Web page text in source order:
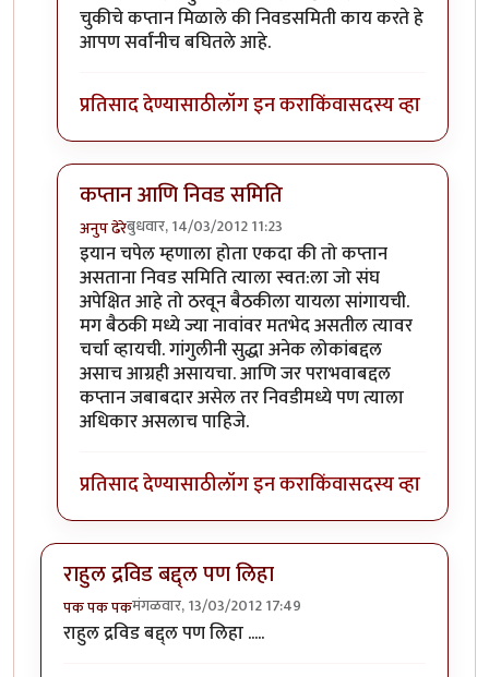
चुकीचे कप्तान मिळाले की निवडसमिती काय करते हे
आपण सर्वांनीच बघितले आहे.
प्रतिसाद देण्यासाठीलॉग इन कराकिंवासदस्य व्हा
कप्तान आणि निवड समिति
अनुप ढेरेबुधवार, 14/03/2012 11:23
In reply toनिवडसमितीचा रोल ?byचौकटराजा
इयान चपेल म्हणाला होता एकदा की तो कप्तान
असताना निवड समिति त्याला स्वत:ला जो संघ
अपेक्षित आहे तो ठरवून बैठकीला यायला सांगायची.
मग बैठकी मध्ये ज्या नावांवर मतभेद असतील त्यावर
चर्चा व्हायची. गांगुलीनी सुद्धा अनेक लोकांबद्दल
असाच आग्रही असायचा. आणि जर पराभवाबद्दल
कप्तान जबाबदार असेल तर निवडीमध्ये पण त्याला
अधिकार असलाच पाहिजे.
प्रतिसाद देण्यासाठीलॉग इन कराकिंवासदस्य व्हा
राहुल द्रविड बद्द्ल पण लिहा
पक पक पकमंगळवार, 13/03/2012 17:49
राहुल द्रविड बद्द्ल पण लिहा .....